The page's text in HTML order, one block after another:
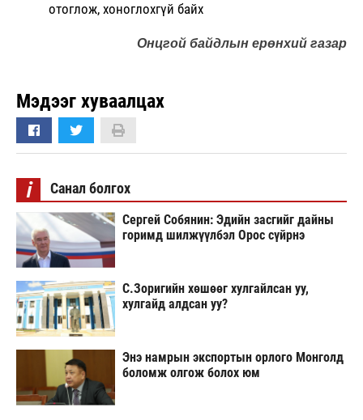
отоглож, хоноглохгүй байх
Онцгой байдлын ерөнхий газар
Мэдээг хуваалцах
i Санал болгох
Сергей Собянин: Эдийн засгийг дайны
горимд шилжүүлбэл Орос сүйрнэ
С.Зоригийн хөшөөг хулгайлсан уу,
хулгайд алдсан уу?
Энэ намрын экспортын орлого Монголд
боломж олгож болох юм